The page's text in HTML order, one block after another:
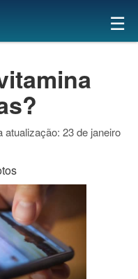
×
☰
23 de janeiro